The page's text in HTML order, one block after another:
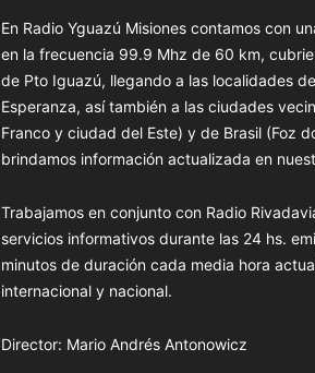
En Radio Yguazú Misiones contamos con
en la frecuencia 99.9 Mhz de 60 km,
de Pto Iguazú, llegando a las localidades
Esperanza, así también a las ciudades
Franco y ciudad del Este) y de Brasil (Foz
brindamos información actualizada en
Trabajamos en conjunto con Radio
servicios informativos durante las 24 hs.
minutos de duración cada media hora
internacional y nacional.
Director: Mario Andrés Antonowicz